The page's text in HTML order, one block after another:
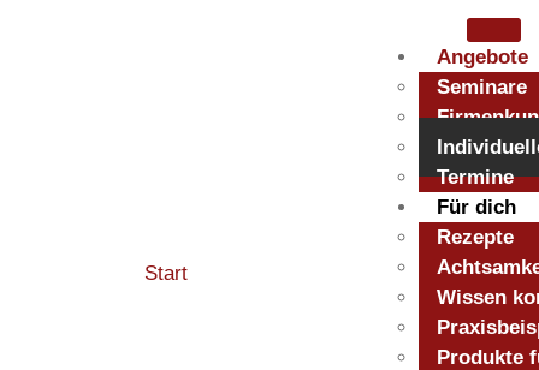
Angebote
Seminare
Termine
Für dich
Rezepte
Wissen
Produkte
Individuelle Angebote
Start/ Individuelle Angebote